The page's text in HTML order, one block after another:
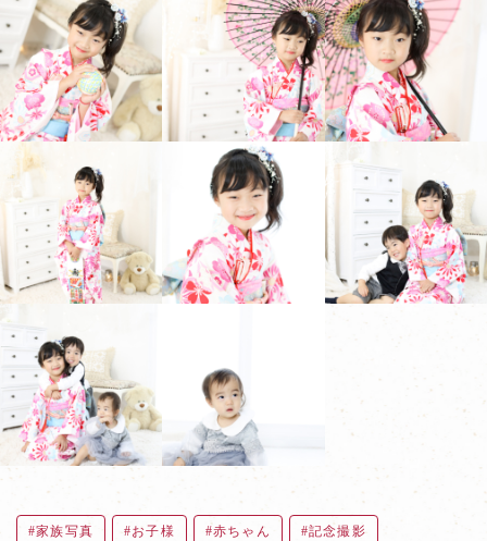
家族写真 お子様 赤ちゃん 記念撮影